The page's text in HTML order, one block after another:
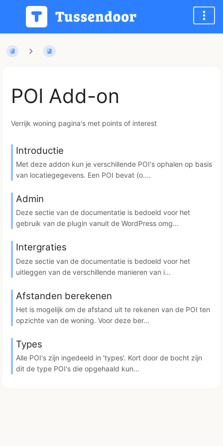
POI Add-on
Verrijk woning pagina's met points of interest
Introductie
Met deze addon kun je verschillende POI's ophalen op basis
van locatiegegevens. Een POI bevat (o....
Admin
Deze sectie van de documentatie is bedoeld voor het
gebruik van de plugin vanuit de WordPress omg...
Intergraties
Deze sectie van de documentatie is bedoeld voor het
uitleggen van de verschillende manieren van i...
Afstanden berekenen
Het is mogelijk om de afstand uit te rekenen van de POI ten
opzichte van de woning. Voor deze ber...
Types
Alle POI's zijn ingedeeld in 'types'. Kort door de bocht zijn
dit de type POI's die opgehaald kun...